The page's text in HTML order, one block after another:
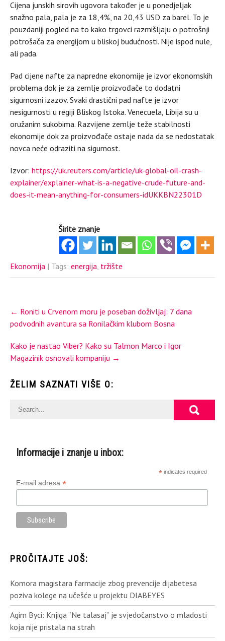
Cijena junskih sirovih ugovora također je u ponedjeljak
snažno pala, pala je za 18,4%, na 20,43 USD za barel. To je
pouzdaniji pogled na to kako trgovci razmišljaju o potrošnji
potrošača za energijom u bliskoj budućnosti. Nije ispod nule,
ali pada.
Pad cijene nafte za napredne ekonomije je izvor ekonomskih
problema dok je za zemlje proizvođače to dodatni
sigurnosni izazov. Svaki drastični pad nafte je izvor
nesigurnosti u regiji Bliskog Istoka. Venecuela, Libija su u
oružanim sukobima. Razvijene zemlje teže stabilnosti
ekonomije dok za proizvođače ostaje nada da se nedostatak
novca neće odraziti na sigurnost.
Izvor: https://uk.reuters.com/article/uk-global-oil-crash-
explainer/explainer-what-is-a-negative-crude-future-and-
does-it-mean-anything-for-consumers-idUKKBN22301D
Širite znanje
Ekonomija | Tags: energija, tržište
Post
navigation
← Roniti u Crvenom moru je poseban doživljaj: 7 dana
podvodnih avantura sa Ronilačkim klubom Bosna
Kako je nastao Viber? Kako su Talmon Marco i Igor
Magazinik osnovali kompaniju →
ŽELIM SAZNATI VIŠE O:
Informacije i znanje u inbox:
* indicates required
E-mail adresa*
PROČITAJTE JOŠ:
Komora magistara farmacije zbog prevencije dijabetesa
poziva kolege na učešće u projektu DIABEYES
Agim Byci: Knjiga “Ne talasaj” je svjedočanstvo o mladosti
koja nije pristala na strah